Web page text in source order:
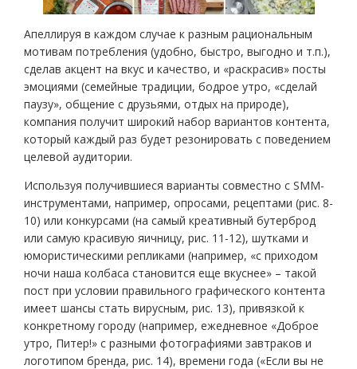
Апеллируя в каждом случае к разным рациональным
мотивам потребления (удобно, быстро, выгодно и т.п.),
сделав акцент на вкус и качество, и «раскрасив» посты
эмоциями (семейные традиции, бодрое утро, «сделай
паузу», общение с друзьями, отдых на природе),
компания получит широкий набор вариантов контента,
который каждый раз будет резонировать с поведением
целевой аудитории.
Используя получившиеся варианты совместно с SMM-
инструментами, например, опросами, рецептами (рис. 8-
10) или конкурсами (на самый креативный бутерброд
или самую красивую яичницу, рис. 11-12), шутками и
юмористическими репликами (например, «с приходом
ночи наша колбаса становится еще вкуснее» – такой
пост при условии правильного графического контента
имеет шансы стать вирусным, рис. 13), привязкой к
конкретному городу (например, ежедневное «Доброе
утро, Питер!» с разными фотографиями завтраков и
логотипом бренда, рис. 14), времени года («Если вы не